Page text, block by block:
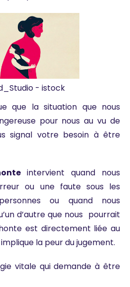
- istock
que la situation que nous
pour nous au vu de
signal votre besoin à être
intervient quand nous
ou une faute sous les
ou quand nous
d’autre que nous pourrait
est directement liée au
la peur du jugement.
vitale qui demande à être